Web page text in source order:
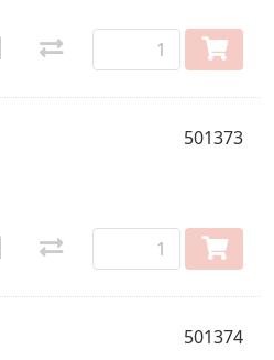
501373
501374